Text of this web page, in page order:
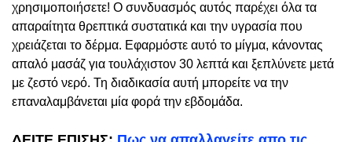
χρησιμοποιήσετε! Ο συνδυασμός αυτός παρέχει όλα τα
απαραίτητα θρεπτικά συστατικά και την υγρασία που
χρειάζεται το δέρμα. Εφαρμόστε αυτό το μίγμα, κάνοντας
απαλό μασάζ για τουλάχιστον 30 λεπτά και ξεπλύνετε μετά
με ζεστό νερό. Τη διαδικασία αυτή μπορείτε να την
επαναλαμβάνεται μία φορά την εβδομάδα.